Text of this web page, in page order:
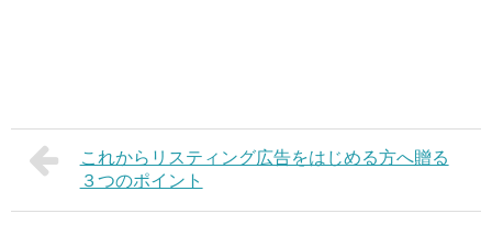
これからリスティング広告をはじめる方へ贈る
３つのポイント